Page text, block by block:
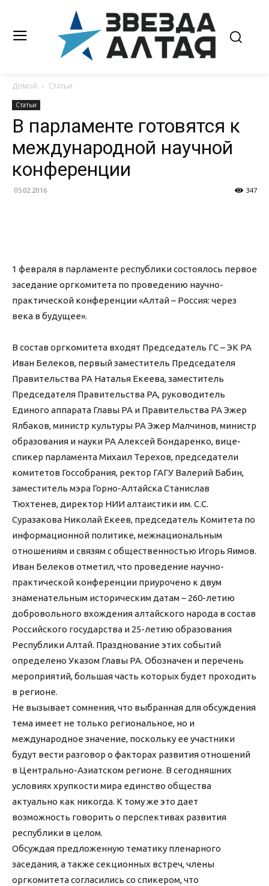
Домой Статьи
Статьи
В парламенте готовятся к
международной научной
конференции
05.02.2016 347
1 февраля в парламенте республики состоялось первое
заседание оргкомитета по проведению научно-
практической конференции «Алтай – Россия: через
века в будущее».
В состав оргкомитета входят Председатель ГС – ЭК РА
Иван Белеков, первый заместитель Председателя
Правительства РА Наталья Екеева, заместитель
Председателя Правительства РА, руководитель
Единого аппарата Главы РА и Правительства РА Эжер
Ялбаков, министр культуры РА Эжер Малчинов, министр
образования и науки РА Алексей Бондаренко, вице-
спикер парламента Михаил Терехов, председатели
комитетов Госсобрания, ректор ГАГУ Валерий Бабин,
заместитель мэра Горно-Алтайска Станислав
Тюхтенев, директор НИИ алтаистики им. С.С.
Суразакова Николай Екеев, председатель Комитета по
информационной политике, межнациональным
отношениям и связям с общественностью Игорь Яимов.
Иван Белеков отметил, что проведение научно-
практической конференции приурочено к двум
знаменательным историческим датам – 260-летию
добровольного вхождения алтайского народа в состав
Российского государства и 25-летию образования
Республики Алтай. Празднование этих событий
определено Указом Главы РА. Обозначен и перечень
мероприятий, большая часть которых будет проходить
в регионе.
Не вызывает сомнения, что выбранная для обсуждения
тема имеет не только региональное, но и
международное значение, поскольку ее участники
будут вести разговор о факторах развития отношений
в Центрально-Азиатском регионе. В сегодняшних
условиях хрупкости мира единство общества
актуально как никогда. К тому же это дает
возможность говорить о перспективах развития
республики в целом.
Обсуждая предложенную тематику пленарного
заседания, а также секционных встреч, члены
оргкомитета согласились со спикером, что